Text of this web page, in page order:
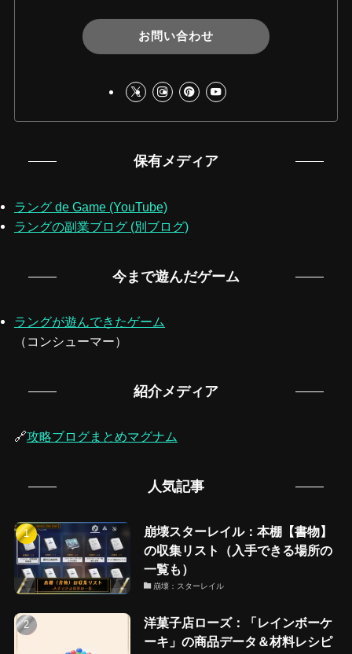
お問い合わせ
保有メディア
ラング de Game (YouTube)
ラングの副業ブログ (別ブログ)
今まで遊んだゲーム
ラングが遊んできたゲーム
（コンシューマー）
紹介メディア
🔗攻略ブログまとめマグナム
人気記事
崩壊スターレイル：本棚【書物】
の収集リスト（入手できる場所の
一覧も）
崩壊：スターレイル
洋菓子店ローズ：「レインボーケ
ーキ」の商品データ＆材料レシピ